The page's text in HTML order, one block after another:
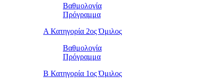
Βαθμολογία
Πρόγραμμα
Α Κατηγορία 2ος Όμιλος
Βαθμολογία
Πρόγραμμα
Β Κατηγορία 1ος Όμιλος